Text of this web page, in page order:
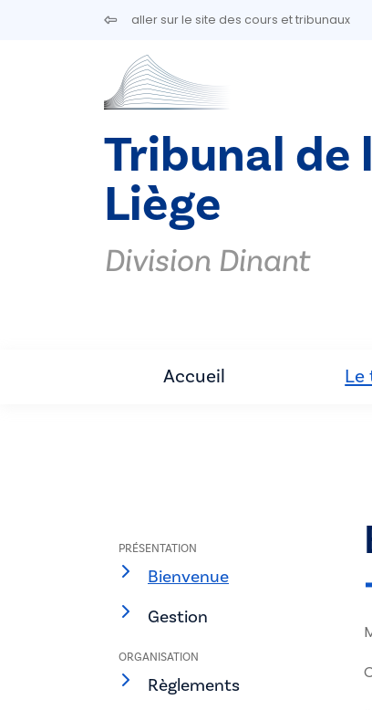
Aller au contenu principalaller sur le site des cours et tribunaux
Tribunal de
Liège
Division Dinant
Accueil Le
PRÉSENTATION
Bienvenue
Gestion
ORGANISATION
Règlements